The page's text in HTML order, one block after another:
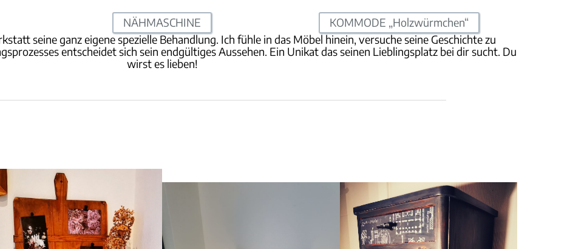
NÄHMASCHINE
KOMMODE „Holzwürmchen“
seine ganz eigene spezielle Behandlung. Ich fühle in das Möbel hinein, versuche seine Geschichte zu
entscheidet sich sein endgültiges Aussehen. Ein Unikat das seinen Lieblingsplatz bei dir sucht. Du
wirst es lieben!